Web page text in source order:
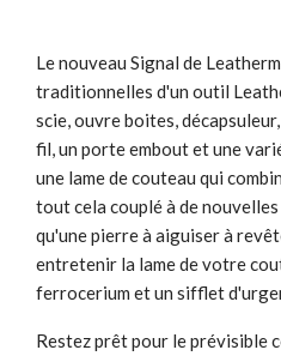
Le nouveau Signal de
traditionnelles d'un outil
scie, ouvre boites,
fil, un porte embout et une
une lame de couteau qui
tout cela couplé à de
qu'une pierre à aiguiser à
entretenir la lame de votre
ferrocerium et un sifflet
Restez prêt pour le prévisible